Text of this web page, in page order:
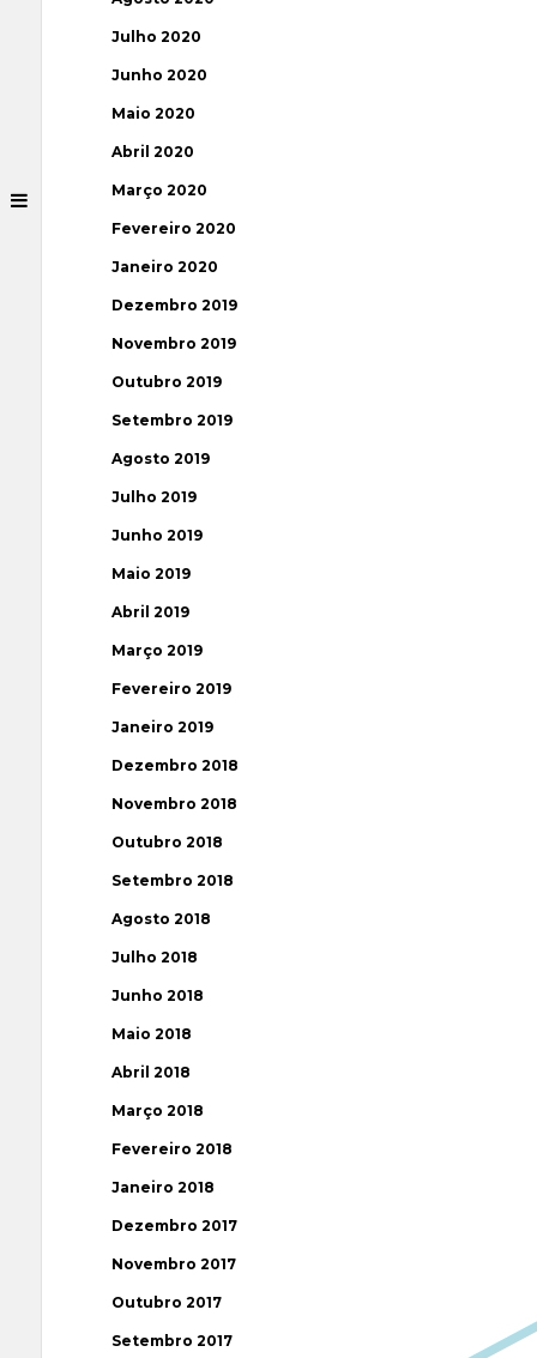
Julho 2020
Junho 2020
Maio 2020
Abril 2020
Março 2020
Fevereiro 2020
Janeiro 2020
Dezembro 2019
Novembro 2019
Outubro 2019
Setembro 2019
Agosto 2019
Julho 2019
Junho 2019
Maio 2019
Abril 2019
Março 2019
Fevereiro 2019
Janeiro 2019
Dezembro 2018
Novembro 2018
Outubro 2018
Setembro 2018
Agosto 2018
Julho 2018
Junho 2018
Maio 2018
Abril 2018
Março 2018
Fevereiro 2018
Janeiro 2018
Dezembro 2017
Novembro 2017
Outubro 2017
Setembro 2017